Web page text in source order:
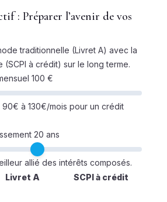
: Préparer l’avenir de vos
traditionnelle (Livret A) avec la
(SCPI à crédit) sur le long terme.
100 €
à 130€/mois pour un crédit
20 ans
allié des intérêts composés.
Livret A SCPI à crédit